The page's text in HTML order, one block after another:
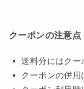
クーポンの注意点
送料分にはクー
クーポンの併用